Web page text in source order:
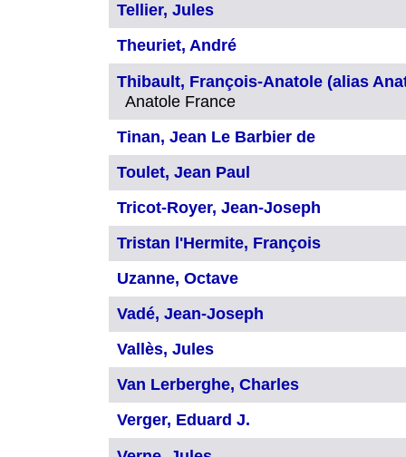
Tellier, Jules
Theuriet, André
Thibault, François-Anatole (alias
Anatole France
Tinan, Jean Le Barbier de
Toulet, Jean Paul
Tricot-Royer, Jean-Joseph
Tristan l'Hermite, François
Uzanne, Octave
Vadé, Jean-Joseph
Vallès, Jules
Van Lerberghe, Charles
Verger, Eduard J.